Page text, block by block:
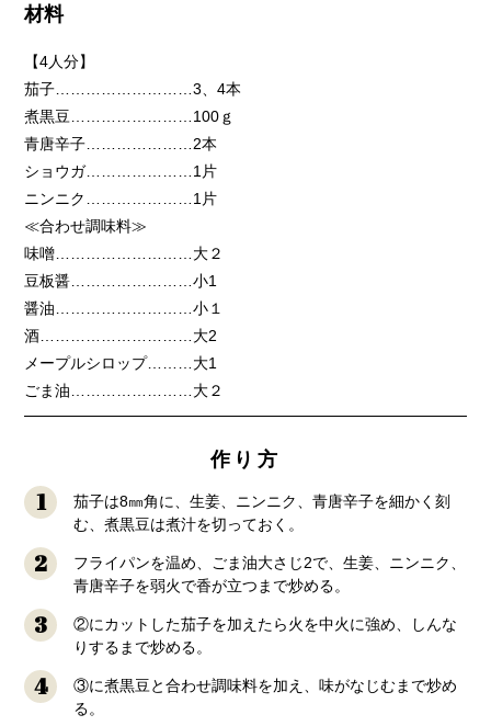
材料
【4人分】
茄子………………………3、4本
煮黒豆……………………100ｇ
青唐辛子…………………2本
ショウガ…………………1片
ニンニク…………………1片
≪合わせ調味料≫
味噌………………………大２
豆板醤……………………小1
醤油………………………小１
酒…………………………大2
メープルシロップ………大1
ごま油……………………大２
作り方
1
茄子は8㎜角に、生姜、ニンニク、青唐辛子を細かく刻
む、煮黒豆は煮汁を切っておく。
2
フライパンを温め、ごま油大さじ2で、生姜、ニンニク、
青唐辛子を弱火で香が立つまで炒める。
3
②にカットした茄子を加えたら火を中火に強め、しんな
りするまで炒める。
4
③に煮黒豆と合わせ調味料を加え、味がなじむまで炒め
る。